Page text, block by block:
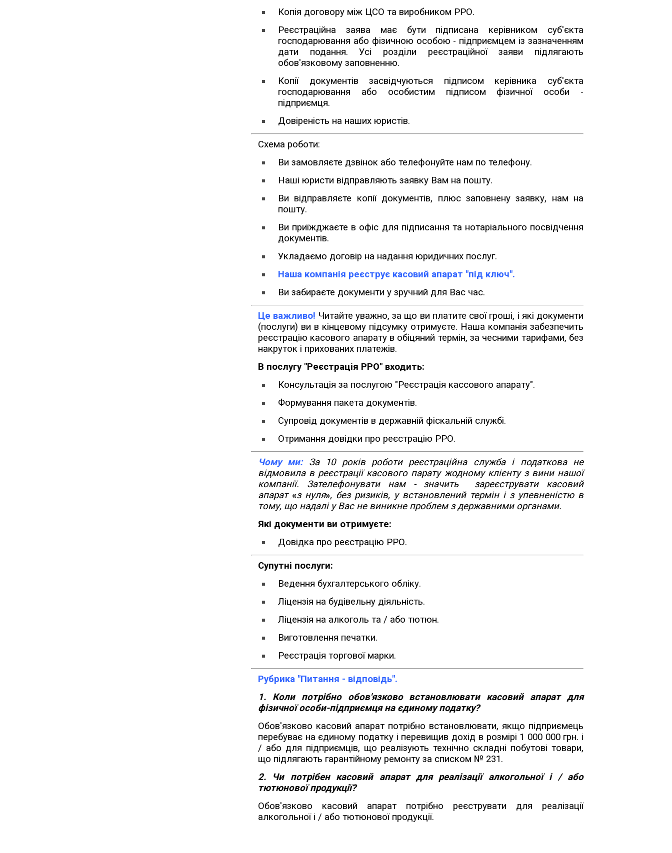
Копія договору між ЦСО та виробником РРО.
Реєстраційна заява має бути підписана керівником суб'єкта
господарювання або фізичною особою - підприємцем із зазначенням
дати подання. Усі розділи реєстраційної заяви підлягають
обов'язковому заповненню.
Копії документів засвідчуються підписом керівника суб'єкта
господарювання або особистим підписом фізичної особи -
підприємця.
Довіреність на наших юристів.
Схема роботи:
Ви замовляєте дзвінок або телефонуйте нам по телефону.
Наші юристи відправляють заявку Вам на пошту.
Ви відправляєте копії документів, плюс заповнену заявку, нам на
пошту.
Ви приїжджаєте в офіс для підписання та нотаріального посвідчення
документів.
Укладаємо договір на надання юридичних послуг.
Наша компанія реєструє касовий апарат "під ключ".
Ви забираєте документи у зручний для Вас час.
Це важливо! Читайте уважно, за що ви платите свої гроші, і які документи
(послуги) ви в кінцевому підсумку отримуєте. Наша компанія забезпечить
реєстрацію касового апарату в обіцяний термін, за чесними тарифами, без
накруток і прихованих платежів.
В послугу "Реєстрація РРО" входить:
Консультація за послугою "Реєстрація кассового апарату".
Формування пакета документів.
Супровід документів в державній фіскальній службі.
Отримання довідки про реєстрацію РРО.
Чому ми:За 10 років роботи реєстраційна служба і податкова не
відмовила в реєстрації касового парату жодному клієнту з вини нашої
компанії. Зателефонувати нам - значить зареєструвати касовий
апарат «з нуля», без ризиків, у встановлений термін і з упевненістю в
тому, що надалі у Вас не виникне проблем з державними органами.
Які документи ви отримуєте:
Довідка про реєстрацію РРО.
Супутні послуги:
Ведення бухгалтерського обліку.
Ліцензія на будівельну діяльність.
Ліцензія на алкоголь та / або тютюн.
Виготовлення печатки.
Реєстрація торгової марки.
Рубрика "Питання - відповідь".
1. Коли потрібно обов'язково встановлювати касовий апарат для
фізичної особи-підприємця на єдиному податку?
Обов'язково касовий апарат потрібно встановлювати, якщо підприємець
перебуває на єдиному податку і перевищив дохід в розмірі 1 000 000 грн. і
/ або для підприємців, що реалізують технічно складні побутові товари,
що підлягають гарантійному ремонту за списком № 231.
2. Чи потрібен касовий апарат для реалізації алкогольної і / або
тютюнової продукції?
Обов'язково касовий апарат потрібно реєструвати для реалізації
алкогольної і / або тютюнової продукції.